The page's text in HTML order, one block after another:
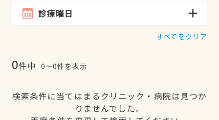
診療曜日
すべてをクリア
0件中 0〜0件を表示
検索条件に当てはまるクリニック・病院は見つか
りませんでした。